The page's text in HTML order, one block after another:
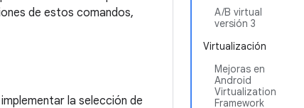
A/B virtual
versión 3
Virtualización
Mejoras en
Android
Virtualization
Framework
de estos comandos,
la selección de